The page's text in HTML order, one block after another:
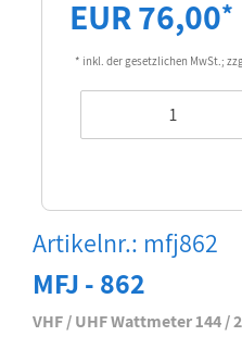
EUR 76,00*
* inkl. der gesetzlichen MwSt.;
Artikelnr.: mfj862
MFJ - 862
VHF / UHF Wattmeter 144 /